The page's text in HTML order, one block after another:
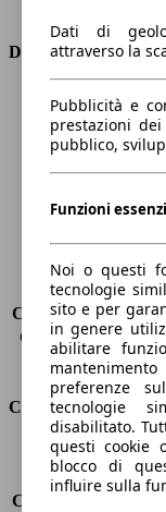
Dimensioni
Lunghezza
Altezza
Larghezza
Passo
Carico
Porte
Sedili
Carico sul
Capacità di traino
Capacità di traino
Volume del
Consumi
Emissioni di
Consumo
Consumo (extra-
Dati di
attraverso la
Pubblicità e
prestazioni
pubblico,
Funzioni
Noi o questi
tecnologie
sito e per
in genere
abilitare
preferenze
tecnologie
disabilitato.
questi cookie
blocco di
influire sulla